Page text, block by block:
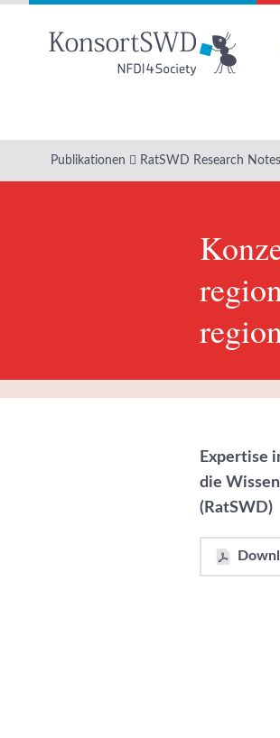
Hauptinhalt
Publikationen RatSWD Research
Expertise
die
(RatSWD)